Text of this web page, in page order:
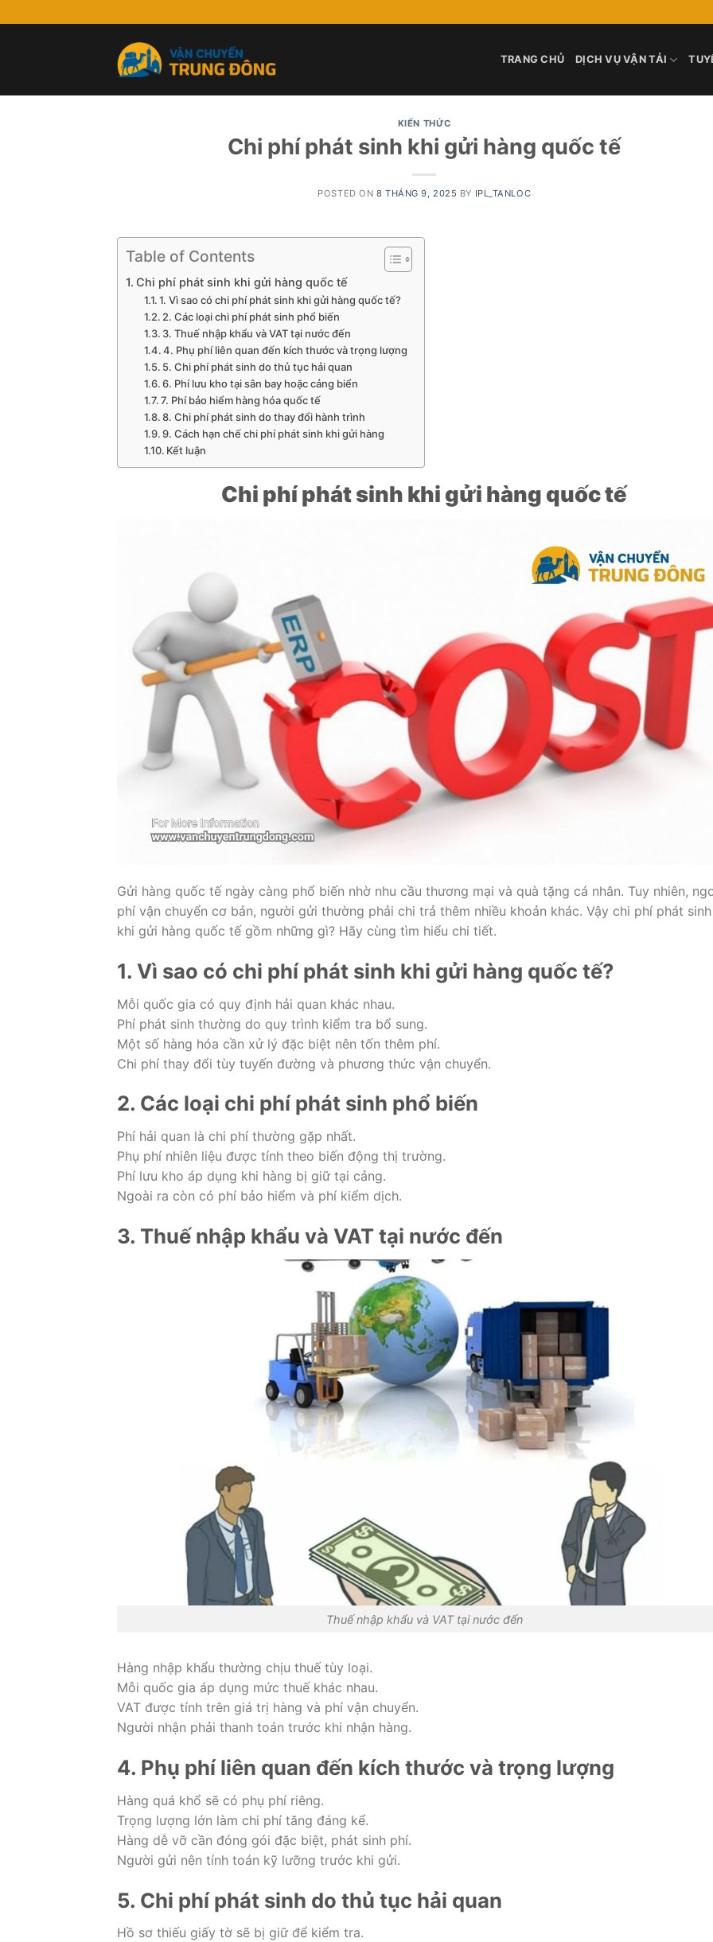
to
TRANG CHỦ DỊCH VỤ VẬN TẢI
KIẾN THỨC
Chi phí phát sinh khi gửi hàng quốc tế
POSTED ON 8 THÁNG 9, 2025 BY IPL_TANLOC
Table of Contents
Chi phí phát sinh khi gửi hàng quốc tế
1. Vì sao có chi phí phát sinh khi gửi hàng quốc tế?
2. Các loại chi phí phát sinh phổ biến
3. Thuế nhập khẩu và VAT tại nước đến
4. Phụ phí liên quan đến kích thước và trọng lượng
5. Chi phí phát sinh do thủ tục hải quan
6. Phí lưu kho tại sân bay hoặc cảng biển
7. Phí bảo hiểm hàng hóa quốc tế
8. Chi phí phát sinh do thay đổi hành trình
9. Cách hạn chế chi phí phát sinh khi gửi hàng
Kết luận
Chi phí phát sinh khi gửi hàng quốc tế
Gửi hàng quốc tế ngày càng phổ biến nhờ nhu cầu thương mại và quà tặng cá nhân. Tuy nhiên,
phí vận chuyển cơ bản, người gửi thường phải chi trả thêm nhiều khoản khác. Vậy chi phí phát sinh
khi gửi hàng quốc tế gồm những gì? Hãy cùng tìm hiểu chi tiết.
1. Vì sao có chi phí phát sinh khi gửi hàng quốc tế?
Mỗi quốc gia có quy định hải quan khác nhau.
Phí phát sinh thường do quy trình kiểm tra bổ sung.
Một số hàng hóa cần xử lý đặc biệt nên tốn thêm phí.
Chi phí thay đổi tùy tuyến đường và phương thức vận chuyển.
2. Các loại chi phí phát sinh phổ biến
Phí hải quan là chi phí thường gặp nhất.
Phụ phí nhiên liệu được tính theo biến động thị trường.
Phí lưu kho áp dụng khi hàng bị giữ tại cảng.
Ngoài ra còn có phí bảo hiểm và phí kiểm dịch.
3. Thuế nhập khẩu và VAT tại nước đến
Thuế nhập khẩu và VAT tại nước đến
Hàng nhập khẩu thường chịu thuế tùy loại.
Mỗi quốc gia áp dụng mức thuế khác nhau.
VAT được tính trên giá trị hàng và phí vận chuyển.
Người nhận phải thanh toán trước khi nhận hàng.
4. Phụ phí liên quan đến kích thước và trọng lượng
Hàng quá khổ sẽ có phụ phí riêng.
Trọng lượng lớn làm chi phí tăng đáng kể.
Hàng dễ vỡ cần đóng gói đặc biệt, phát sinh phí.
Người gửi nên tính toán kỹ lưỡng trước khi gửi.
5. Chi phí phát sinh do thủ tục hải quan
Hồ sơ thiếu giấy tờ sẽ bị giữ để kiểm tra.